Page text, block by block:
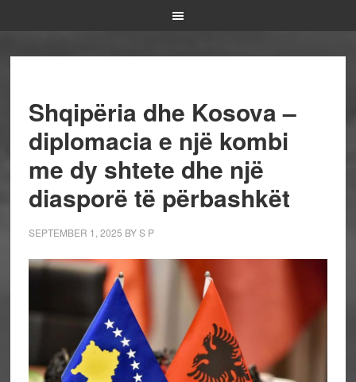
Shqipëria dhe Kosova –
diplomacia e një kombi
me dy shtete dhe një
diasporë të përbashkët
SEPTEMBER 1, 2025 BYS P